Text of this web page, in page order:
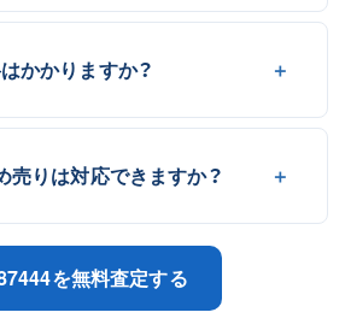
かかりますか？
売りは対応できますか？
を無料査定する